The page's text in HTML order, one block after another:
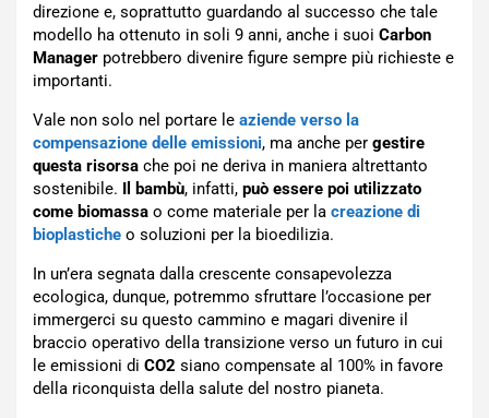
direzione e, soprattutto guardando al successo che tale
modello ha ottenuto in soli 9 anni, anche i suoi Carbon
Manager potrebbero divenire figure sempre più richieste e
importanti.
Vale non solo nel portare le aziende verso la
compensazione delle emissioni, ma anche per gestire
questa risorsa che poi ne deriva in maniera altrettanto
sostenibile. Il bambù, infatti, può essere poi utilizzato
come biomassa o come materiale per la creazione di
bioplastiche o soluzioni per la bioedilizia.
In un’era segnata dalla crescente consapevolezza
ecologica, dunque, potremmo sfruttare l’occasione per
immergerci su questo cammino e magari divenire il
braccio operativo della transizione verso un futuro in cui
le emissioni di CO2 siano compensate al 100% in favore
della riconquista della salute del nostro pianeta.